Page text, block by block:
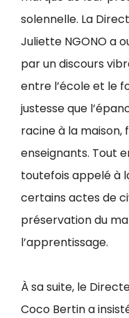
solennelle. La
Juliette NGONO a
par un discours
entre l’école et le
justesse que
racine à la maison,
enseignants. Tout
toutefois appelé à
certains actes de
préservation du
l’apprentissage.
À sa suite, le
Coco Bertin a